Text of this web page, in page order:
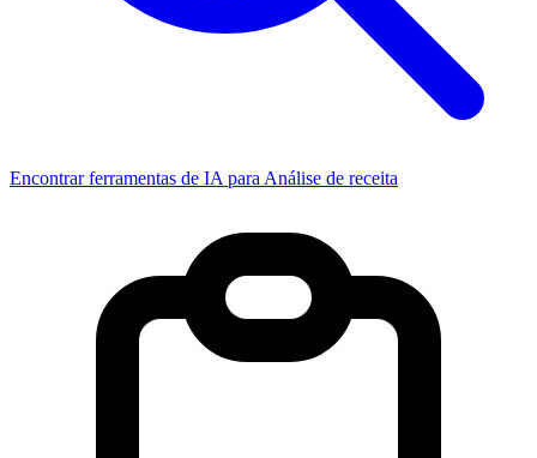
Encontrar ferramentas de IA para Análise de receita